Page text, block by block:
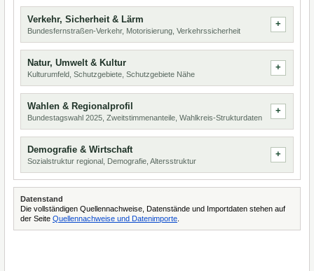
Verkehr, Sicherheit & Lärm
Bundesfernstraßen-Verkehr, Motorisierung, Verkehrssicherheit
Natur, Umwelt & Kultur
Kulturumfeld, Schutzgebiete, Schutzgebiete Nähe
Wahlen & Regionalprofil
Bundestagswahl 2025, Zweitstimmenanteile, Wahlkreis-Strukturdaten
Demografie & Wirtschaft
Sozialstruktur regional, Demografie, Altersstruktur
Datenstand
Die vollständigen Quellennachweise, Datenstände und Importdaten stehen auf
der Seite Quellennachweise und Datenimporte